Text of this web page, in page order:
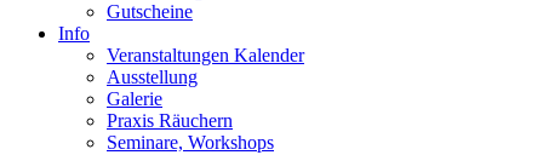
Gutscheine
Info
Veranstaltungen Kalender
Ausstellung
Galerie
Praxis Räuchern
Seminare, Workshops